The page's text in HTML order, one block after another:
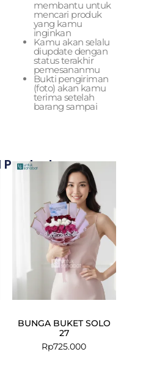
membantu untuk
mencari produk
yang kamu
inginkan
Kamu akan selalu
diupdate dengan
status terakhir
pemesananmu
Bukti pengiriman
(foto) akan kamu
terima setelah
barang sampai
Products
BUNGA BUKET SOLO
27
Rp725.000